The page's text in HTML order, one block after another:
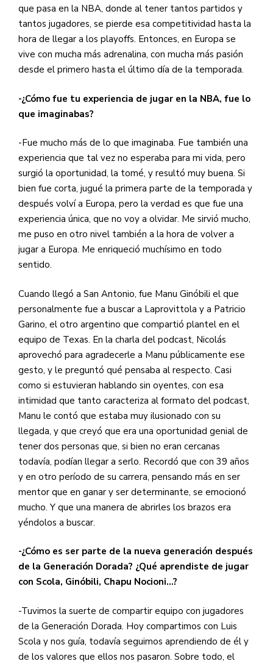
que pasa en la NBA, donde al tener tantos partidos y
tantos jugadores, se pierde esa competitividad hasta la
hora de llegar a los playoffs. Entonces, en Europa se
vive con mucha más adrenalina, con mucha más pasión
desde el primero hasta el último día de la temporada.
-¿Cómo fue tu experiencia de jugar en la NBA, fue lo
que imaginabas?
-Fue mucho más de lo que imaginaba. Fue también una
experiencia que tal vez no esperaba para mi vida, pero
surgió la oportunidad, la tomé, y resultó muy buena. Si
bien fue corta, jugué la primera parte de la temporada y
después volví a Europa, pero la verdad es que fue una
experiencia única, que no voy a olvidar. Me sirvió mucho,
me puso en otro nivel también a la hora de volver a
jugar a Europa. Me enriqueció muchísimo en todo
sentido.
Cuando llegó a San Antonio, fue Manu Ginóbili el que
personalmente fue a buscar a Laprovittola y a Patricio
Garino, el otro argentino que compartió plantel en el
equipo de Texas. En la charla del podcast, Nicolás
aprovechó para agradecerle a Manu públicamente ese
gesto, y le preguntó qué pensaba al respecto. Casi
como si estuvieran hablando sin oyentes, con esa
intimidad que tanto caracteriza al formato del podcast,
Manu le contó que estaba muy ilusionado con su
llegada, y que creyó que era una oportunidad genial de
tener dos personas que, si bien no eran cercanas
todavía, podían llegar a serlo. Recordó que con 39 años
y en otro período de su carrera, pensando más en ser
mentor que en ganar y ser determinante, se emocionó
mucho. Y que una manera de abrirles los brazos era
yéndolos a buscar.
-¿Cómo es ser parte de la nueva generación después
de la Generación Dorada? ¿Qué aprendiste de jugar
con Scola, Ginóbili, Chapu Nocioni…?
-Tuvimos la suerte de compartir equipo con jugadores
de la Generación Dorada. Hoy compartimos con Luis
Scola y nos guía, todavía seguimos aprendiendo de él y
de los valores que ellos nos pasaron. Sobre todo, el